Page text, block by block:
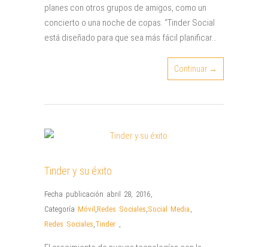
planes con otros grupos de amigos, como un
concierto o una noche de copas. “Tinder Social
está diseñado para que sea más fácil planificar…
Continuar →
Tinder y su éxito
Fecha publicación abril 28, 2016,
Categoría Móvil ,Redes Sociales,Social Media ,
Redes Sociales,Tinder ,